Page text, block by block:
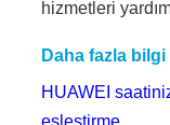
hizmetleri
Daha fazla
HUAWEI
eşleştirme